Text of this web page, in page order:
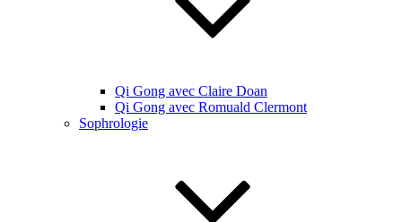
Qi Gong avec Claire Doan
Qi Gong avec Romuald Clermont
Sophrologie